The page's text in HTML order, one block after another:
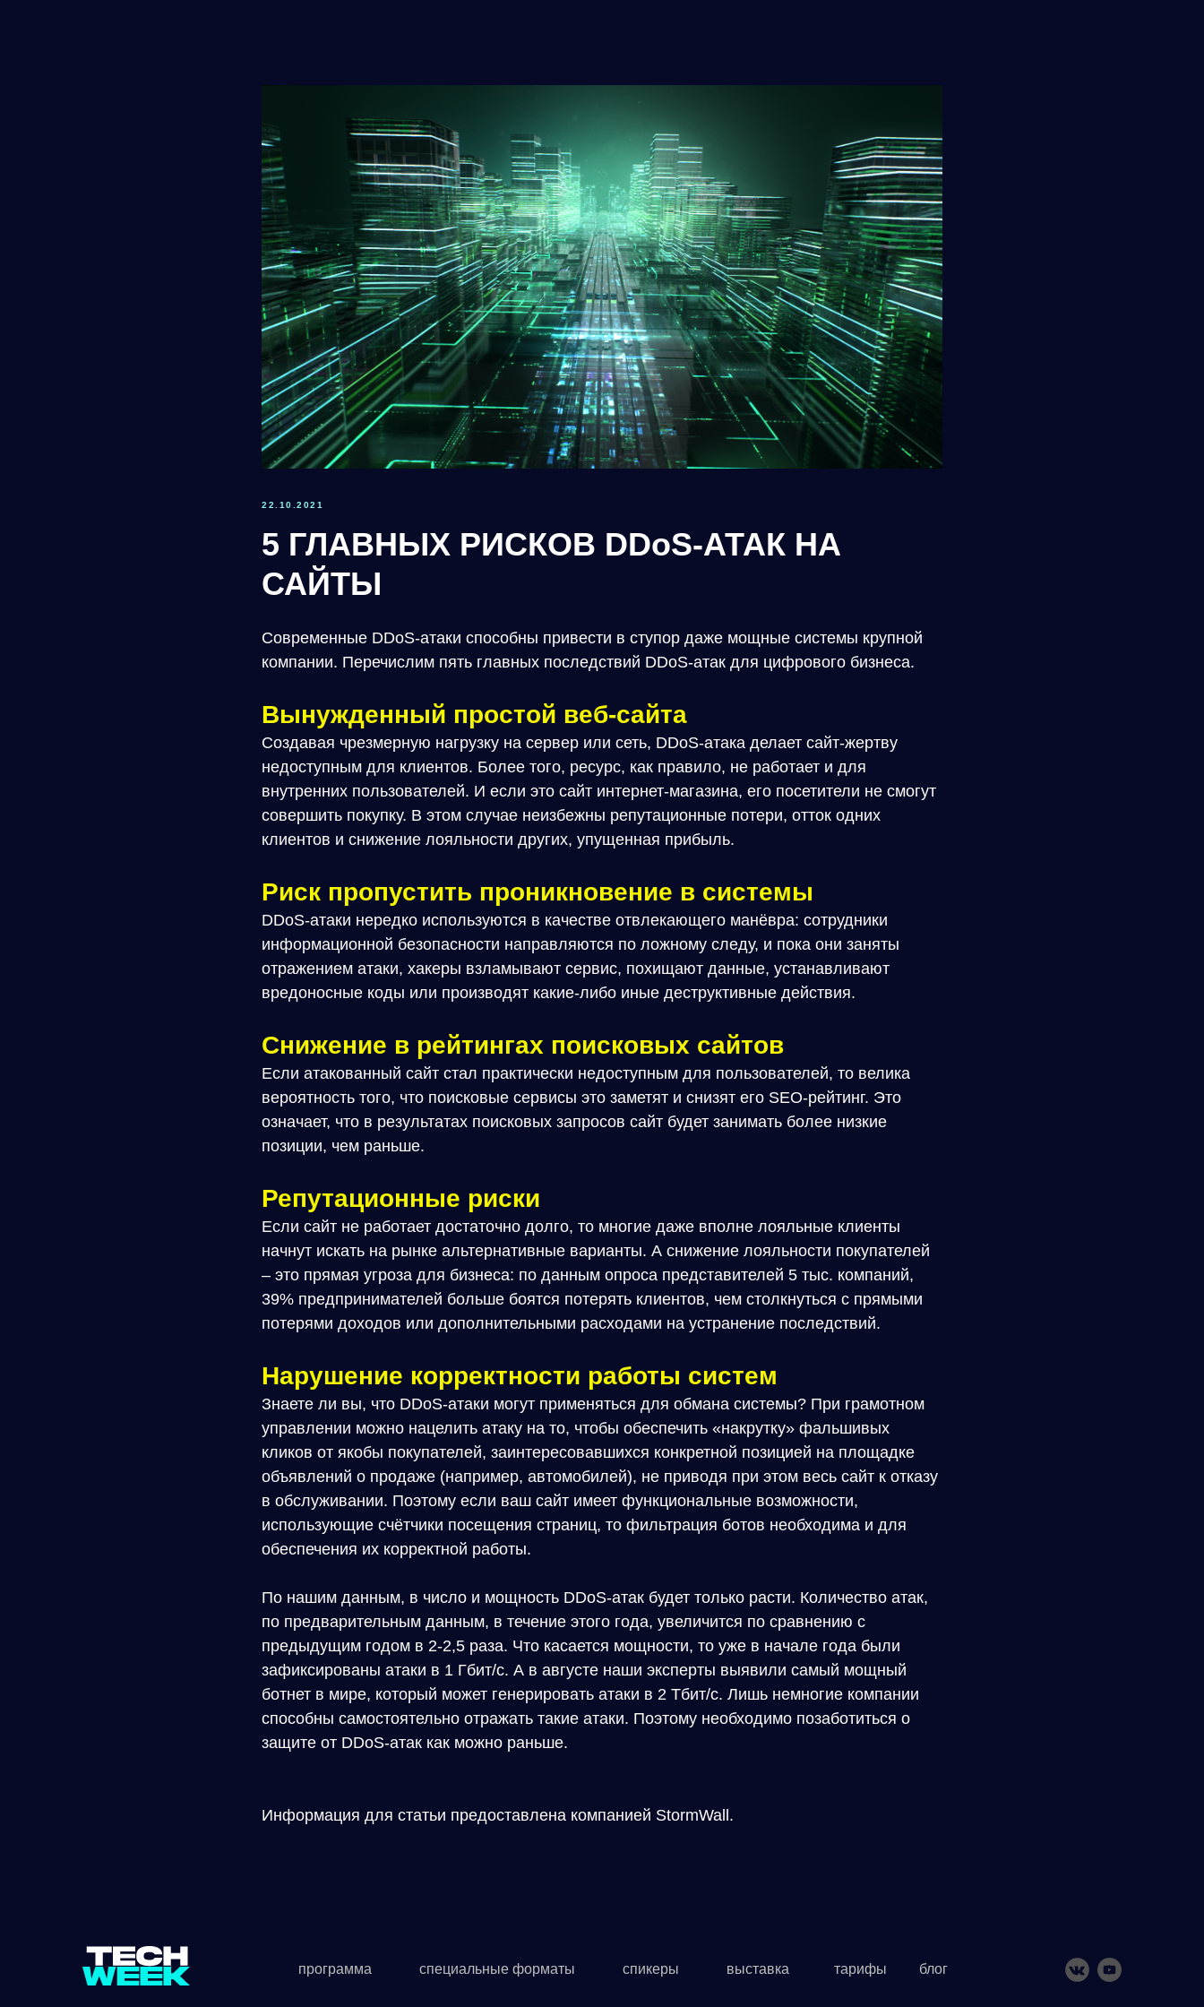
22.10.2021
5 ГЛАВНЫХ РИСКОВ DDoS-АТАК НА
САЙТЫ
Современные DDoS-атаки способны привести в ступор даже мощные системы крупной
компании. Перечислим пять главных последствий DDoS-атак для цифрового бизнеса.
Вынужденный простой веб-сайта
Создавая чрезмерную нагрузку на сервер или сеть, DDoS-атака делает сайт-жертву
недоступным для клиентов. Более того, ресурс, как правило, не работает и для
внутренних пользователей. И если это сайт интернет-магазина, его посетители не смогут
совершить покупку. В этом случае неизбежны репутационные потери, отток одних
клиентов и снижение лояльности других, упущенная прибыль.
Риск пропустить проникновение в системы
DDoS-атаки нередко используются в качестве отвлекающего манёвра: сотрудники
информационной безопасности направляются по ложному следу, и пока они заняты
отражением атаки, хакеры взламывают сервис, похищают данные, устанавливают
вредоносные коды или производят какие-либо иные деструктивные действия.
Снижение в рейтингах поисковых сайтов
Если атакованный сайт стал практически недоступным для пользователей, то велика
вероятность того, что поисковые сервисы это заметят и снизят его SEO-рейтинг. Это
означает, что в результатах поисковых запросов сайт будет занимать более низкие
позиции, чем раньше.
Репутационные риски
Если сайт не работает достаточно долго, то многие даже вполне лояльные клиенты
начнут искать на рынке альтернативные варианты. А снижение лояльности покупателей
– это прямая угроза для бизнеса: по данным опроса представителей 5 тыс. компаний,
39% предпринимателей больше боятся потерять клиентов, чем столкнуться с прямыми
потерями доходов или дополнительными расходами на устранение последствий.
Нарушение корректности работы систем
Знаете ли вы, что DDoS-атаки могут применяться для обмана системы? При грамотном
управлении можно нацелить атаку на то, чтобы обеспечить «накрутку» фальшивых
кликов от якобы покупателей, заинтересовавшихся конкретной позицией на площадке
объявлений о продаже (например, автомобилей), не приводя при этом весь сайт к отказу
в обслуживании. Поэтому если ваш сайт имеет функциональные возможности,
использующие счётчики посещения страниц, то фильтрация ботов необходима и для
обеспечения их корректной работы.
По нашим данным, в число и мощность DDoS-атак будет только расти. Количество атак,
по предварительным данным, в течение этого года, увеличится по сравнению с
предыдущим годом в 2-2,5 раза. Что касается мощности, то уже в начале года были
зафиксированы атаки в 1 Гбит/с. А в августе наши эксперты выявили самый мощный
ботнет в мире, который может генерировать атаки в 2 Тбит/с. Лишь немногие компании
способны самостоятельно отражать такие атаки. Поэтому необходимо позаботиться о
защите от DDoS-атак как можно раньше.
Информация для статьи предоставлена компанией StormWall.
программа специальные форматы спикеры выставка блог
тарифы